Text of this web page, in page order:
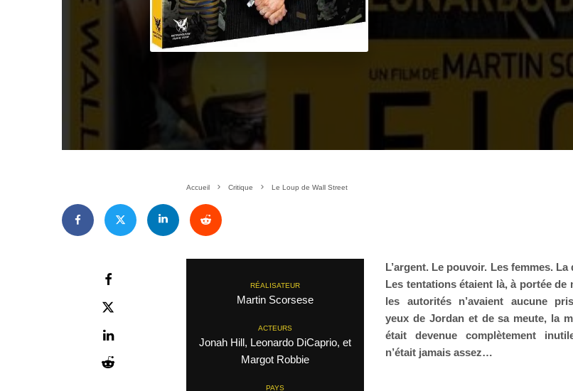
Accueil Critique Le Loup de Wall Street
RÉALISATEUR
Martin Scorsese
ACTEURS
Jonah Hill, Leonardo DiCaprio, et
Margot Robbie
PAYS
L’argent. Le pouvoir. Les femmes. La
Les tentations étaient là, à portée de
les autorités n’avaient aucune
yeux de Jordan et de sa meute, la
était devenue complètement
n’était jamais assez…